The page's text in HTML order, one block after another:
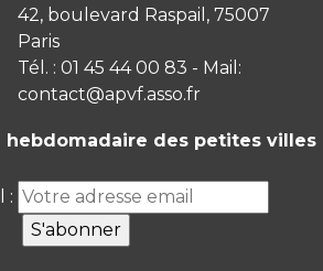
42, boulevard Raspail, 75007
Paris
Tél. : 01 45 44 00 83 - Mail:
contact@apvf.asso.fr
hebdomadaire des petites villes
: